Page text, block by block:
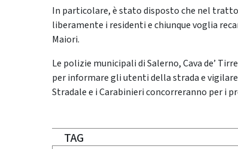
In particolare, è stato disposto che nel
liberamente i residenti e chiunque voglia
Maiori.
Le polizie municipali di Salerno, Cava de’
per informare gli utenti della strada e
Stradale e i Carabinieri concorreranno per i
TAG